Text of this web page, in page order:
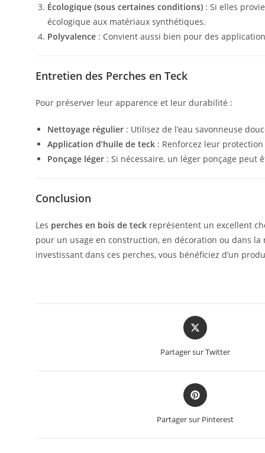
Écologique (sous certaines conditions) : Si elles
écologique aux matériaux synthétiques.
Polyvalence : Convient aussi bien pour des
Entretien des Perches en Teck
Pour préserver leur apparence et leur durabilité :
Nettoyage régulier : Utilisez de l’eau savonneuse
Application d’huile de teck : Renforcez leur
Ponçage léger : Si nécessaire, un léger ponçage
Conclusion
Les perches en bois de teck représentent un excellent
pour un usage en construction, en décoration ou dans
investissant dans ces perches, vous bénéficiez d’un
Partager sur Twitter
Partager sur Pinterest